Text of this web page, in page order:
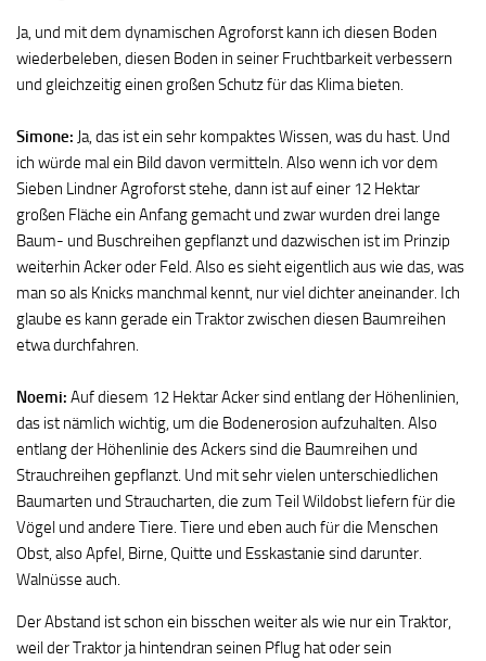
Ja, und mit dem dynamischen Agroforst kann ich diesen Boden
wiederbeleben, diesen Boden in seiner Fruchtbarkeit verbessern
und gleichzeitig einen großen Schutz für das Klima bieten.
Simone: Ja, das ist ein sehr kompaktes Wissen, was du hast. Und
ich würde mal ein Bild davon vermitteln. Also wenn ich vor dem
Sieben Lindner Agroforst stehe, dann ist auf einer 12 Hektar
großen Fläche ein Anfang gemacht und zwar wurden drei lange
Baum- und Buschreihen gepflanzt und dazwischen ist im Prinzip
weiterhin Acker oder Feld. Also es sieht eigentlich aus wie das, was
man so als Knicks manchmal kennt, nur viel dichter aneinander. Ich
glaube es kann gerade ein Traktor zwischen diesen Baumreihen
etwa durchfahren.
Noemi: Auf diesem 12 Hektar Acker sind entlang der Höhenlinien,
das ist nämlich wichtig, um die Bodenerosion aufzuhalten. Also
entlang der Höhenlinie des Ackers sind die Baumreihen und
Strauchreihen gepflanzt. Und mit sehr vielen unterschiedlichen
Baumarten und Straucharten, die zum Teil Wildobst liefern für die
Vögel und andere Tiere. Tiere und eben auch für die Menschen
Obst, also Apfel, Birne, Quitte und Esskastanie sind darunter.
Walnüsse auch.
Der Abstand ist schon ein bisschen weiter als wie nur ein Traktor,
weil der Traktor ja hintendran seinen Pflug hat oder sein